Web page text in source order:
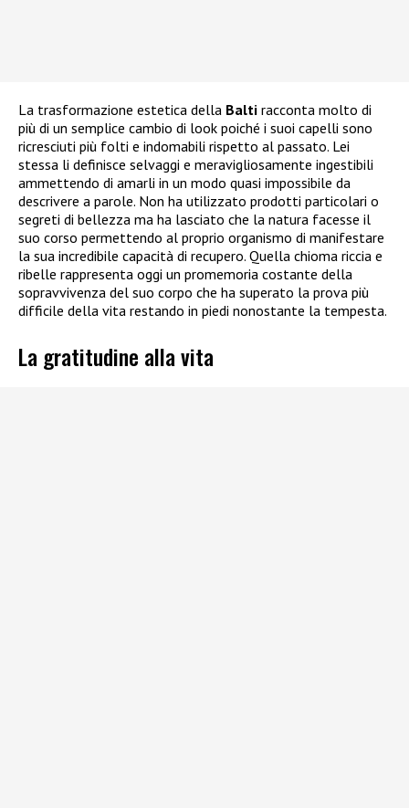
La trasformazione estetica della Balti racconta molto di
più di un semplice cambio di look poiché i suoi capelli sono
ricresciuti più folti e indomabili rispetto al passato. Lei
stessa li definisce selvaggi e meravigliosamente ingestibili
ammettendo di amarli in un modo quasi impossibile da
descrivere a parole. Non ha utilizzato prodotti particolari o
segreti di bellezza ma ha lasciato che la natura facesse il
suo corso permettendo al proprio organismo di manifestare
la sua incredibile capacità di recupero. Quella chioma riccia e
ribelle rappresenta oggi un promemoria costante della
sopravvivenza del suo corpo che ha superato la prova più
difficile della vita restando in piedi nonostante la tempesta.
La gratitudine alla vita